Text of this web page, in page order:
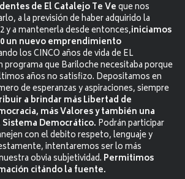
de El Catalejo Te Veque nos
a la previsión de haber adquirido la
y a mantenerla desde entonces,iniciamos
un nuevo emprendimiento
los CINCO años de vida de EL
programa que Bariloche necesitaba porque
años no satisfizo. Depositamos en
de esperanzas y aspiraciones, siempre
a brindar más Libertad de
más Valores y también una
Democrático. Podrán participar
con el debito respeto, lenguaje y
intentaremos ser lo más
obvia subjetividad. Permitimos
citándo la fuente.